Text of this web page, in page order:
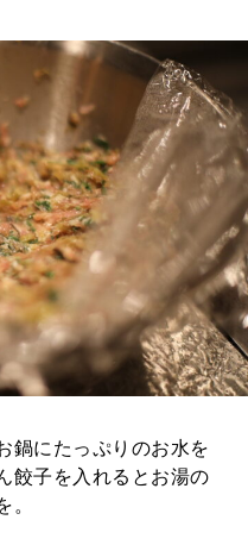
鍋にたっぷりのお水を
餃子を入れるとお湯の
。